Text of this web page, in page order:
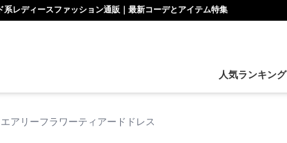
系レディースファッション通販｜最新コーデとアイテム特集
人気ランキング
アリーフラワーティアードドレス